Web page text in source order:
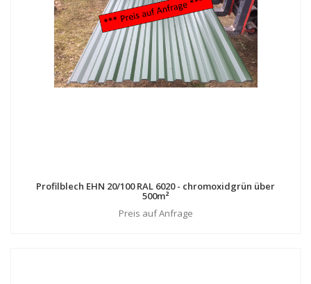
Profilblech EHN 20/100 RAL 6020 - chromoxidgrün über
500m²
Preis auf Anfrage